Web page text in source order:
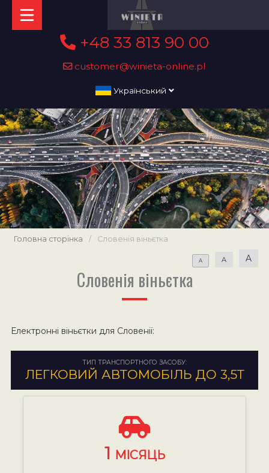
+48 33 813 90 00
customer@winieta-online.pl
Український
Головна сторінка / Словенія віньєтка
A A A
Словенія віньєтка
Електронні віньєтки для Словенії:
ТИП ТРАНСПОРТНОГО ЗАСОБУ:
ЛЕГКОВИЙ АВТОМОБІЛЬ ДО 3,5Т
1 МІСЯЦЬ